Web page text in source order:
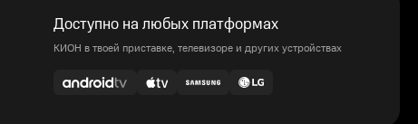
Доступно на любых платформах
КИОН в твоей приставке, телевизоре и других устройствах